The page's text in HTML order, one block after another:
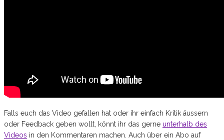
Falls euch das Video gefallen hat oder ihr einfach Kritik äussern
oder Feedback geben wollt, könnt ihr das gerne unterhalb des
Videos in den Kommentaren machen. Auch über ein Abo auf